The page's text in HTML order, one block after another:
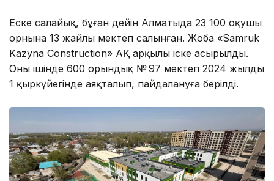
Еске салайық, бұған дейін Алматыда 23 100 оқушы
орнына 13 жайлы мектеп салынған. Жоба «Samruk
Kazyna Construction» АҚ арқылы іске асырылды.
Оның ішінде 600 орындық № 97 мектеп 2024 жылдың
1 қыркүйегінде аяқталып, пайдалануға берілді.